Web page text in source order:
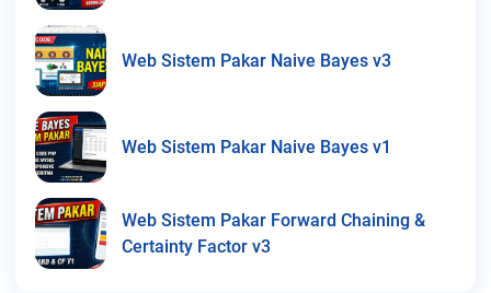
Web Sistem Pakar Naive Bayes v3
Web Sistem Pakar Naive Bayes v1
Web Sistem Pakar Forward Chaining &
Certainty Factor v3